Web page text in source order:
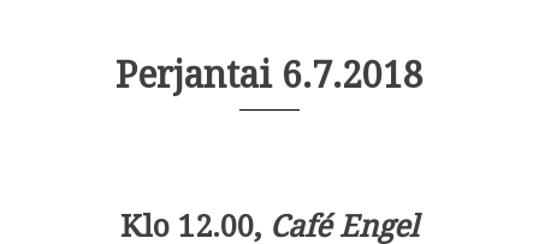
Perjantai 6.7.2018
Klo 12.00, Café Engel